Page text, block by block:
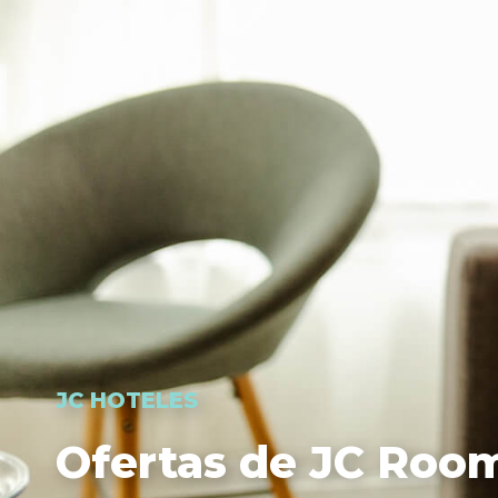
JC HOTELES
Ofertas de JC